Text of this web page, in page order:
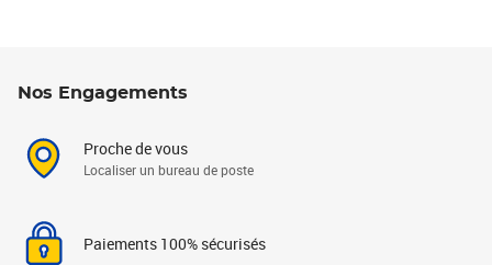
Nos Engagements
Proche de vous
Localiser un bureau de poste
Paiements 100% sécurisés